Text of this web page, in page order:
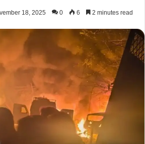
18, 2025 0 6 2 minutes read